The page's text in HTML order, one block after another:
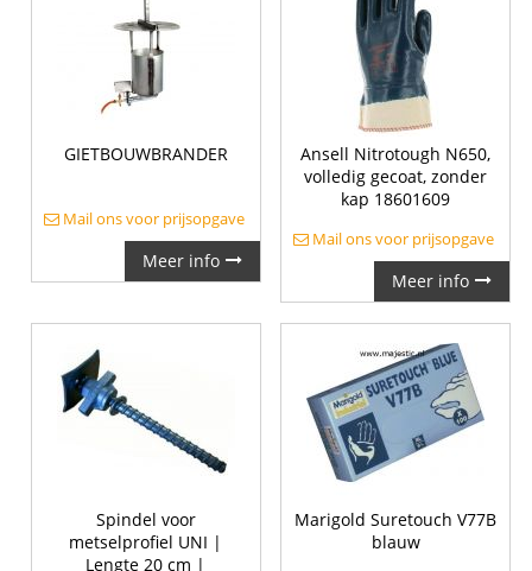
GIETBOUWBRANDER
Mail ons voor prijsopgave
Meer info
Ansell Nitrotough N650,
volledig gecoat, zonder
kap 18601609
Mail ons voor prijsopgave
Meer info
Spindel voor
metselprofiel UNI |
Lengte 20 cm |
Marigold Suretouch V77B
blauw